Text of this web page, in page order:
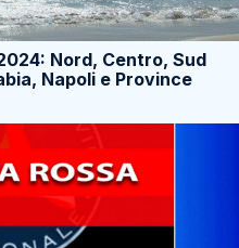
Nord, Centro, Sud
Napoli e Province